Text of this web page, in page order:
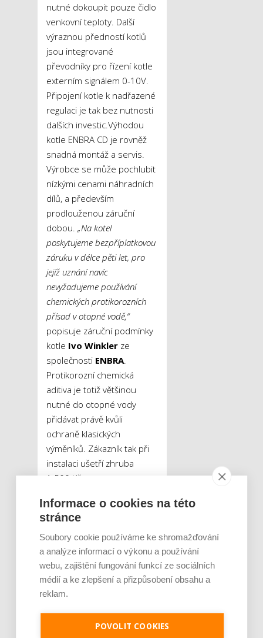
nutné dokoupit pouze čidlo
venkovní teploty. Další
výraznou předností kotlů
jsou integrované
převodníky pro řízení kotle
externím signálem 0-10V.
Připojení kotle k nadřazené
regulaci je tak bez nutnosti
dalších investic.Výhodou
kotle ENBRA CD je rovněž
snadná montáž a servis.
Výrobce se může pochlubit
nízkými cenami náhradních
dílů, a především
prodlouženou záruční
dobou. „Na kotel
poskytujeme bezpříplatkovou
záruku v délce pěti let, pro
jejíž uznání navíc
nevyžadujeme používání
chemických protikorozních
přísad v otopné vodě,“
popisuje záruční podmínky
kotle Ivo Winkler ze
společnosti ENBRA.
Protikorozní chemická
aditiva je totiž většinou
nutné do otopné vody
přidávat právě kvůli
ochraně klasických
výměníků. Zákazník tak při
instalaci ušetří zhruba
1 500 Kč.
Zajímavou novinkou
využívající osvědčený
výměník a konstrukci kotle
je poté průtokový
kondenzační ohřívač vody
ENBRA SFK, který nemá na
českém trhu alternativu, ať
už se jedná o velikost,
nebo o parametry dodávky
Informace o cookies na této
stránce
Soubory cookie používáme ke shromažďování
a analýze informací o výkonu a používání
webu, zajištění fungování funkcí ze sociálních
médií a ke zlepšení a přizpůsobení obsahu a
reklam.
POVOLIT COOKIES